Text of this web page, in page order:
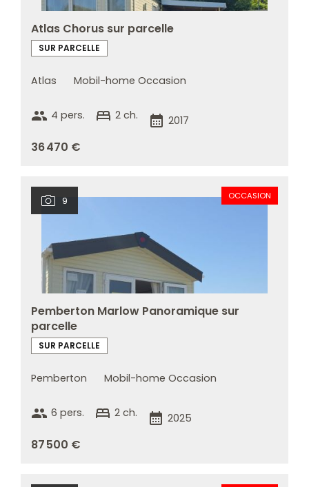
Atlas Chorus sur parcelle
SUR PARCELLE
Atlas Mobil-home Occasion
group 4 pers. bed 2 ch. calendar_month 2017
36 470 €
9 OCCASION
Pemberton Marlow Panoramique sur
parcelle
SUR PARCELLE
Pemberton Mobil-home Occasion
group 6 pers. bed 2 ch. calendar_month 2025
87 500 €